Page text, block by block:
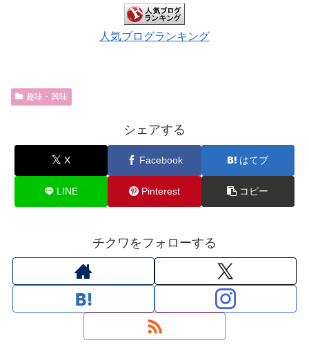
人気ブログランキング
趣味・興味
シェアする
X Facebook はてブ
LINE Pinterest コピー
チクワをフォローする